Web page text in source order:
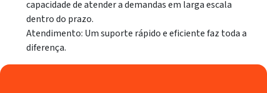
capacidade de atender a demandas em larga escala
dentro do prazo.
Atendimento: Um suporte rápido e eficiente faz toda a
diferença.